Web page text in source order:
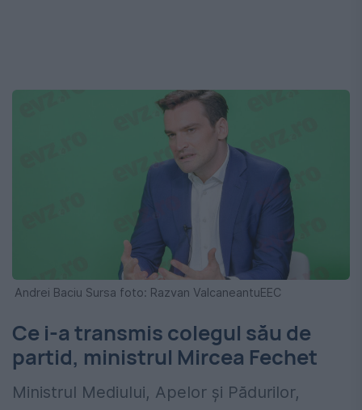
Andrei Baciu Sursa foto: Razvan ValcaneantuEEC
Ce i-a transmis colegul său de
partid, ministrul Mircea Fechet
Ministrul Mediului, Apelor și Pădurilor,